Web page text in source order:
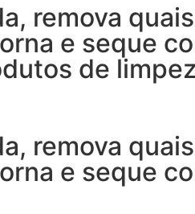
remova
e seque
de
remova
e seque